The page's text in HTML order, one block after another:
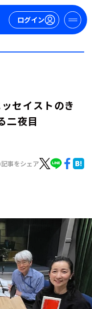
ログイン
セイストのき
二夜目
事をシェア